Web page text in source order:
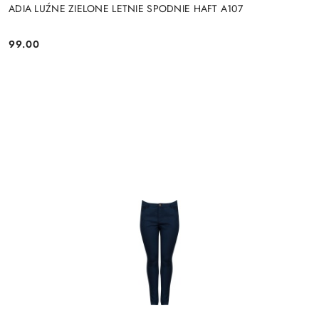
ADIA LUŹNE ZIELONE LETNIE SPODNIE HAFT A107
Cena:
99.00